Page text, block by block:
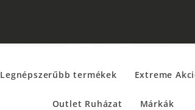
Legnépszerűbb termékek Extreme
Outlet Ruházat Márkák